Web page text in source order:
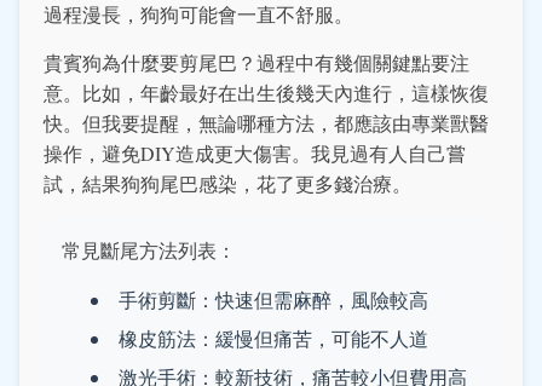
過程漫長，狗狗可能會一直不舒服。
貴賓狗為什麼要剪尾巴？過程中有幾個關鍵點要注
意。比如，年齡最好在出生後幾天內進行，這樣恢復
快。但我要提醒，無論哪種方法，都應該由專業獸醫
操作，避免DIY造成更大傷害。我見過有人自己嘗
試，結果狗狗尾巴感染，花了更多錢治療。
常見斷尾方法列表：
手術剪斷：快速但需麻醉，風險較高
橡皮筋法：緩慢但痛苦，可能不人道
激光手術：較新技術，痛苦較小但費用高